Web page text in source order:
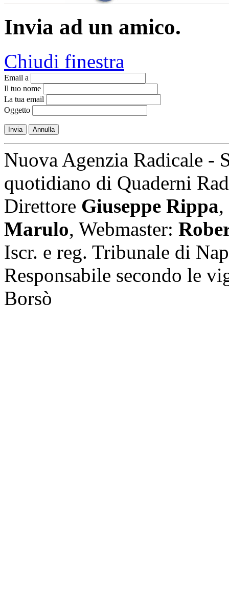
Invia ad un amico.
Chiudi finestra
Email a
Il tuo nome
La tua email
Oggetto
Invia Annulla
Nuova Agenzia Radicale -
quotidiano di Quaderni
Direttore Giuseppe Rippa,
Marulo, Webmaster:
Iscr. e reg. Tribunale di
Responsabile secondo le
Borsò